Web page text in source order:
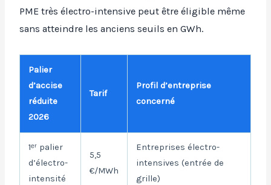
PME très électro-intensive peut être éligible même
sans atteindre les anciens seuils en GWh.
Palier
d’accise
réduite
2026
Tarif
Profil d’entreprise
concerné
1ᵉʳ palier
d’électro-
intensité
5,5
€/MWh
Entreprises électro-
intensives (entrée de
grille)